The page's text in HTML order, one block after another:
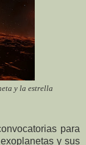
y la estrella
para
y sus